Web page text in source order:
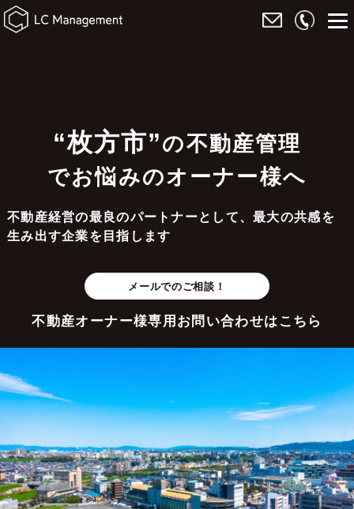
“枚方市”の不動産管理
でお悩みのオーナー様へ
不動産経営の最良のパートナーとして、最大の共感を
生み出す企業を目指します
メールでのご相談！
不動産オーナー様専用お問い合わせはこちら
大阪の不動産管理会社 株式会社LCマネジメント 枚方市